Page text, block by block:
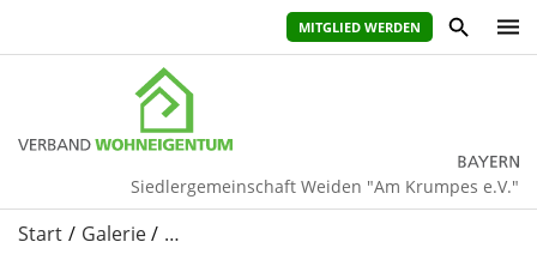
MITGLIED WERDEN
Siedlergemeinschaft Weiden "Am Krumpes e.V."
Start Galerie …